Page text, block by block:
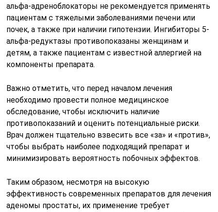
альфа-адреноблокаторы не рекомендуется применять
пациентам с тяжелыми заболеваниями печени или
почек, а также при наличии гипотензии. Ингибиторы 5-
альфа-редуктазы противопоказаны женщинам и
детям, а также пациентам с известной аллергией на
компоненты препарата.
Важно отметить, что перед началом лечения
необходимо провести полное медицинское
обследование, чтобы исключить наличие
противопоказаний и оценить потенциальные риски.
Врач должен тщательно взвесить все «за» и «против»,
чтобы выбрать наиболее подходящий препарат и
минимизировать вероятность побочных эффектов.
Таким образом, несмотря на высокую
эффективность современных препаратов для лечения
аденомы простаты, их применение требует